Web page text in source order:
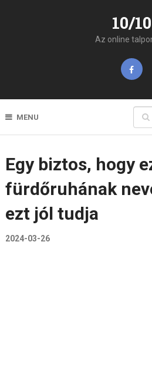
10/10
Az online
MENU
Egy biztos, hogy
fürdőruhának
ezt jól tudja
2024-03-26